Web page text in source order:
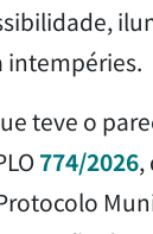
intempéries.
teve o
774/2026,